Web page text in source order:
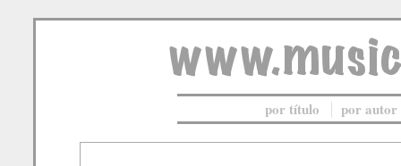
por título por autor